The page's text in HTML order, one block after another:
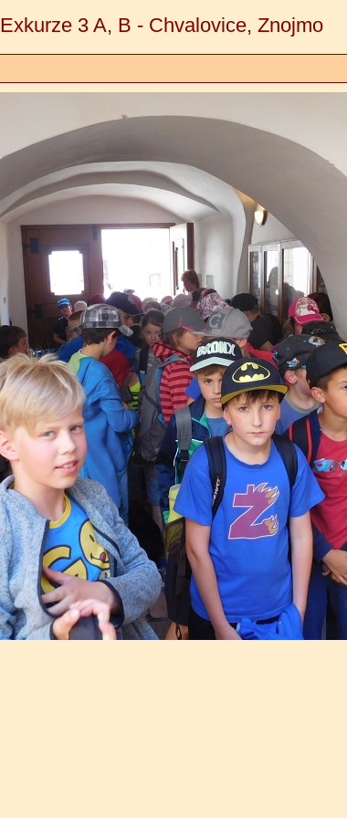
Exkurze 3 A, B - Chvalovice, Znojmo